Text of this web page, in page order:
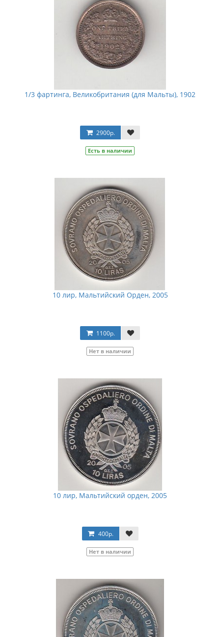
1/3 фартинга, Великобритания (для Мальты), 1902
2900р.
Есть в наличии
10 лир, Мальтийский Орден, 2005
1100р.
Нет в наличии
10 лир, Мальтийский орден, 2005
400р.
Нет в наличии